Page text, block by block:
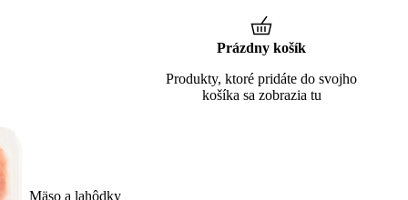
Mäso a lahôdky
Prázdny košík
Produkty, ktoré pridáte do svojho
košíka sa zobrazia tu